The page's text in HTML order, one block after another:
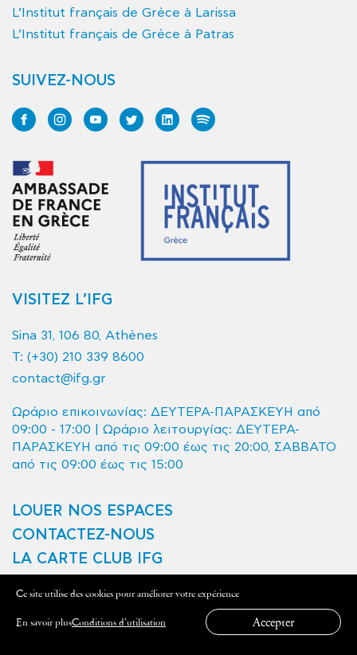
L’Institut français de Grèce à Larissa
L’Institut français de Grèce à Patras
SUIVEZ-NOUS
VISITEZ L’IFG
Sina 31, 106 80, Athènes
T: (+30) 210 339 8600
contact@ifg.gr
Ωράριο επικοινωνίας: ΔΕΥΤΕΡΑ-ΠΑΡΑΣΚΕΥΗ από
09:00 - 17:00 | Ωράριο λειτουργίας: ΔΕΥΤΕΡΑ-
ΠΑΡΑΣΚΕΥΗ από τις 09:00 έως τις 20:00, ΣΑΒΒΑΤΟ
από τις 09:00 έως τις 15:00
LOUER NOS ESPACES
CONTACTEZ-NOUS
LA CARTE CLUB IFG
Conditions d’utilisation et Politique de confidentialité
Ce site utilise des cookies pour améliorer votre expérience
En savoir plusConditions d’utilisation Accepter